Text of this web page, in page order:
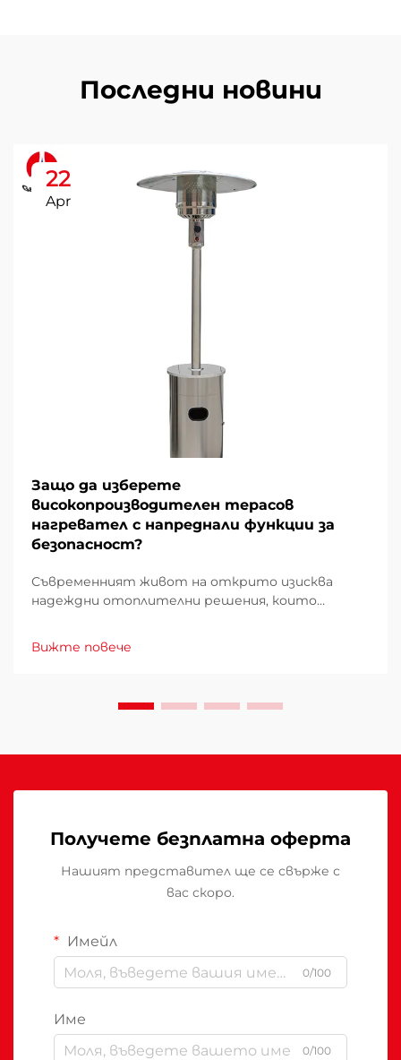
Последни новини
22
Apr
Защо да изберете
високопроизводителен терасов
нагревател с напреднали функции за
безопасност?
Съвременният живот на открито изисква
надеждни отоплителни решения, които
стандарти за безопасност. При избора на
терасов нагревател за вашето външно
високата производителност имат значение
Вижте повече
Получете безплатна оферта
Нашият представител ще се свърже с
вас скоро.
Имейл
0/100
Име
0/100